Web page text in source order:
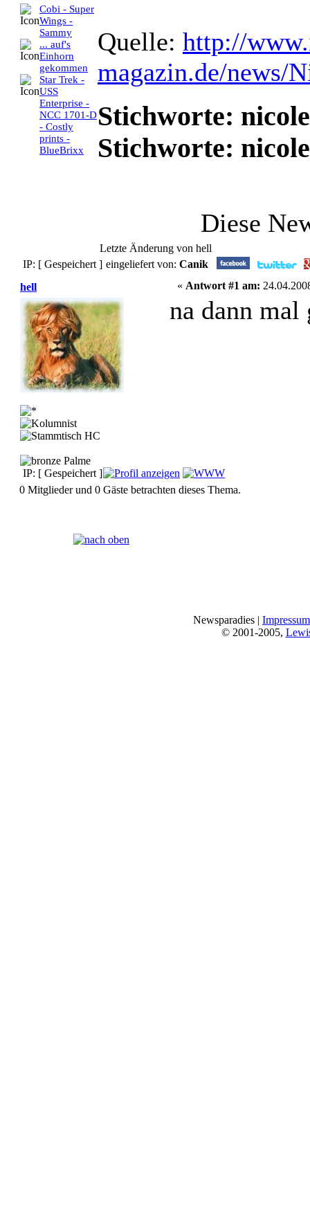
Cobi - Super
Wings -
Sammy
... auf's
Einhorn
gekommen
Star Trek -
USS
Enterprise -
NCC 1701-D
- Costly
prints -
BlueBrixx
Quelle: http://
magazin.de/news/
Stichworte:
Stichworte:
Diese
Letzte Änderung von hell
IP: [ Gespeichert ] eingeliefert von: Canik
hell
« Antwort #1 am:
na dann mal
IP: [ Gespeichert ]
0 Mitglieder und 0 Gäste betrachten dieses Thema.
Newsparadies | Impressum
© 2001-2005,